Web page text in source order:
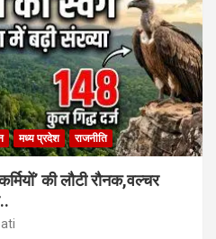
मध्य प्रदेश राजनीति
की लौटी रौनक,वल्चर